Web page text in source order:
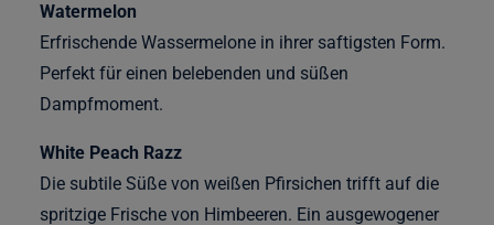
Watermelon
Erfrischende Wassermelone in ihrer saftigsten Form.
Perfekt für einen belebenden und süßen
Dampfmoment.
White Peach Razz
Die subtile Süße von weißen Pfirsichen trifft auf die
spritzige Frische von Himbeeren. Ein ausgewogener